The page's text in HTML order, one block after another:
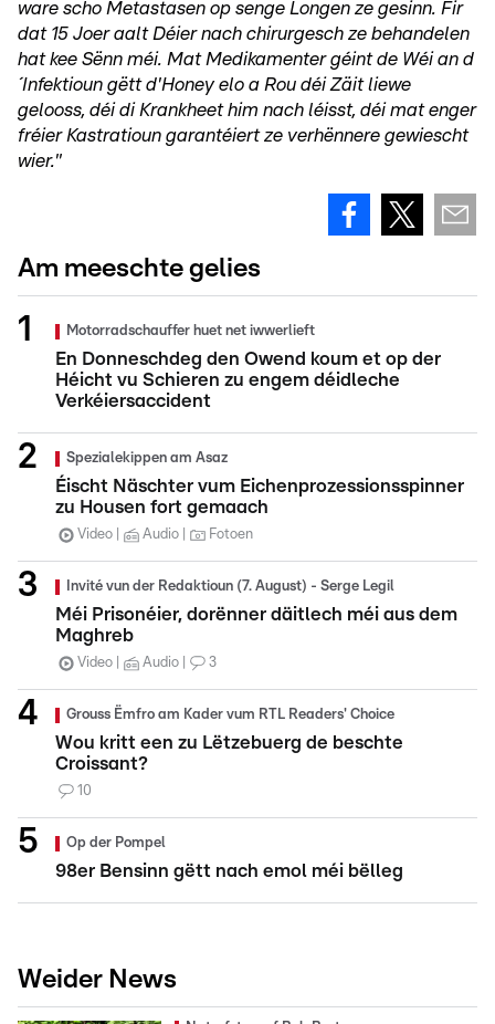
ware scho Metastasen op senge Longen ze gesinn. Fir
dat 15 Joer aalt Déier nach chirurgesch ze behandelen
hat kee Sënn méi. Mat Medikamenter géint de Wéi an d
´Infektioun gëtt d'Honey elo a Rou déi Zäit liewe
gelooss, déi di Krankheet him nach léisst, déi mat enger
fréier Kastratioun garantéiert ze verhënnere gewiescht
wier."
Am meeschte gelies
Motorradschauffer huet net iwwerlieft
En Donneschdeg den Owend koum et op der
Héicht vu Schieren zu engem déidleche
Verkéiersaccident
Spezialekippen am Asaz
Éischt Näschter vum Eichenprozessionsspinner
zu Housen fort gemaach
Video Audio Fotoen
Invité vun der Redaktioun (7. August) - Serge Legil
Méi Prisonéier, dorënner däitlech méi aus dem
Maghreb
Video Audio 3
Grouss Ëmfro am Kader vum RTL Readers' Choice
Wou kritt een zu Lëtzebuerg de beschte
Croissant?
10
Op der Pompel
98er Bensinn gëtt nach emol méi bëlleg
Weider News